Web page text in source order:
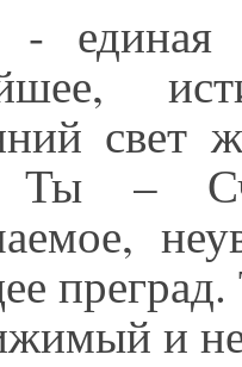
единая
свет
Ты –
и